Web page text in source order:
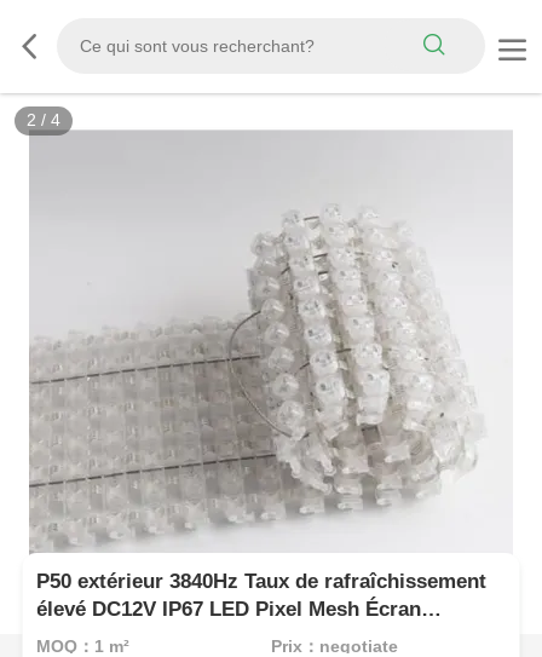
2 / 4
P50 extérieur 3840Hz Taux de rafraîchissement
élevé DC12V IP67 LED Pixel Mesh Écran
d'affichage multimédia PVC flexible
MOQ：1 m² Prix：negotiate